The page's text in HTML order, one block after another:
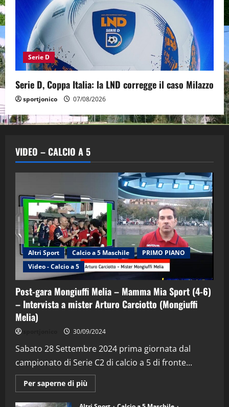
Serie D
Serie D, Coppa Italia: la LND corregge il caso Milazzo
sportjonico 07/08/2026
VIDEO – CALCIO A 5
Altri Sport Calcio a 5 Maschile
PRIMO PIANO
Video - Calcio a 5
Post-gara Mongiuffi Melia – Mamma Mia Sport (4-6)
– Intervista a mister Arturo Carciotto (Mongiuffi
Melia)
30/09/2024
Sabato 28 Settembre 2024 prima giornata dal
campionato di Serie C2 di calcio a 5 di fronte...
Per saperne di più
informazioni
Post-
2
“SportEmpire” in Podcast: 29^ Puntata
(Martedi 28 Aprile 2026)
28/04/2026
"SportEmpire" in Podcast
“SportEmpire” in Podcast: 28^ Puntata